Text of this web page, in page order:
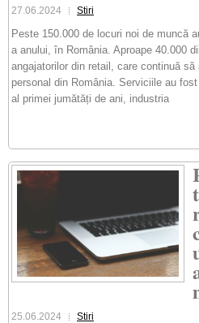
27.06.2024 Stiri
Peste 150.000 de locuri noi de muncă
a anului, în România. Aproape 40.000
angajatorilor din retail, care continuă
personal din România. Serviciile au
al primei jumătăți de ani, industria
25.06.2024 Stiri